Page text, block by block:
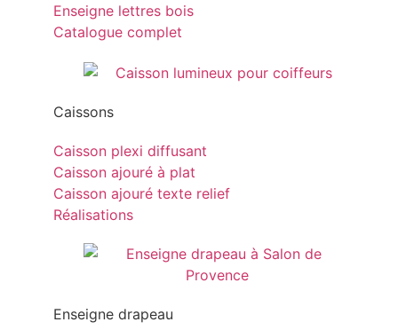
Enseigne lettres bois
Catalogue complet
Caissons
Caisson plexi diffusant
Caisson ajouré à plat
Caisson ajouré texte relief
Réalisations
Enseigne drapeau